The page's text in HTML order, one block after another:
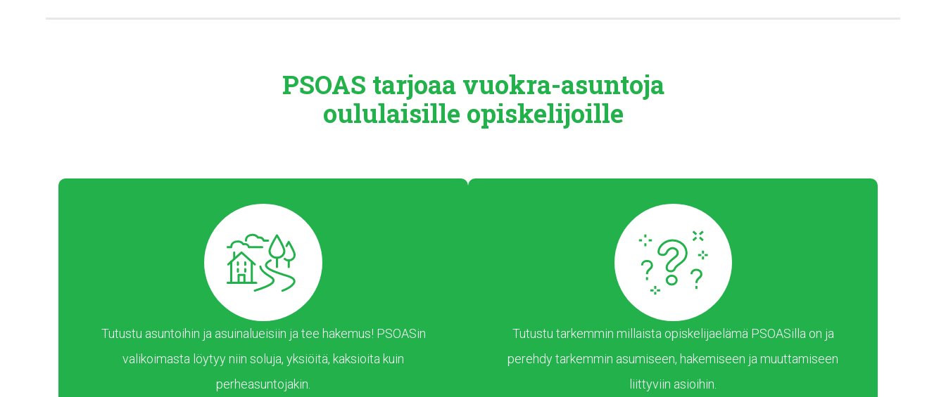
PSOAS tarjoaa vuokra-asuntoja
oululaisille opiskelijoille
Tutustu asuntoihin ja asuinalueisiin ja tee hakemus! PSOASin
valikoimasta löytyy niin soluja, yksiöitä, kaksioita kuin
perheasuntojakin.
Tutustu tarkemmin millaista opiskelijaelämä PSOASilla on ja
perehdy tarkemmin asumiseen, hakemiseen ja muuttamiseen
liittyviin asioihin.